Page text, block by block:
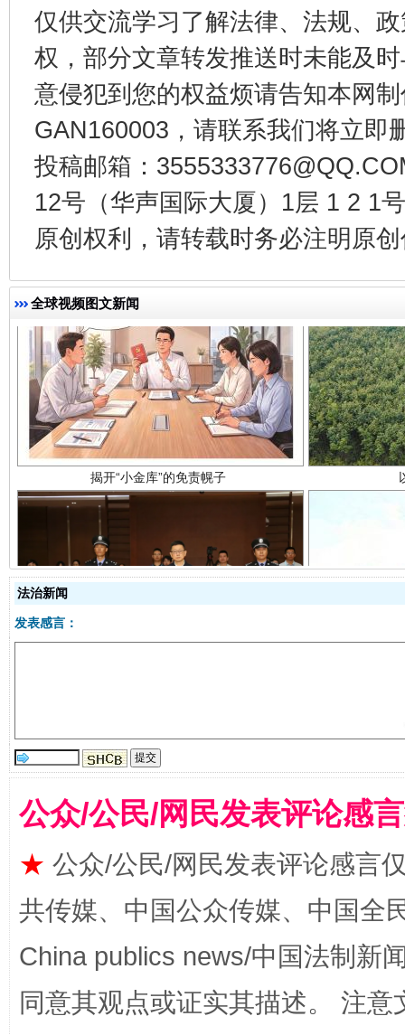
仅供交流学习了解法律、法规、
权，部分文章转发推送时未能及
意侵犯到您的权益烦请告知本网
GAN160003，请联系我们将立即
投稿邮箱：
12号（华声国际大厦）1层 1 2 1
原创权利，请转载时务必注明原
全球视频图文新闻
千年窑火 生生不息 一
揭开“小金库”的免责幌子
受贿1.44亿！段成刚被判无期 从幼
全民健身五年计划来了！等你上场
法治新闻
发表感言：
公众/公民/网民发表评论感
★ 公众/公民/网民发表评论感言
共传媒、中国公众传媒、中国全
China publics news/中国法制新
同意其观点或证实其描述。 注